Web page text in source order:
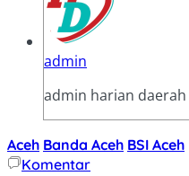
admin
admin harian daerah
Aceh Banda Aceh BSI Aceh
Komentar